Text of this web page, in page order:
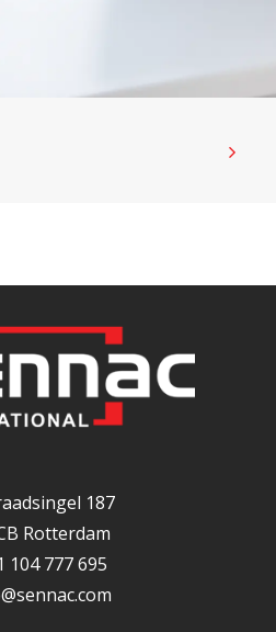
187
Rotterdam
104 777 695